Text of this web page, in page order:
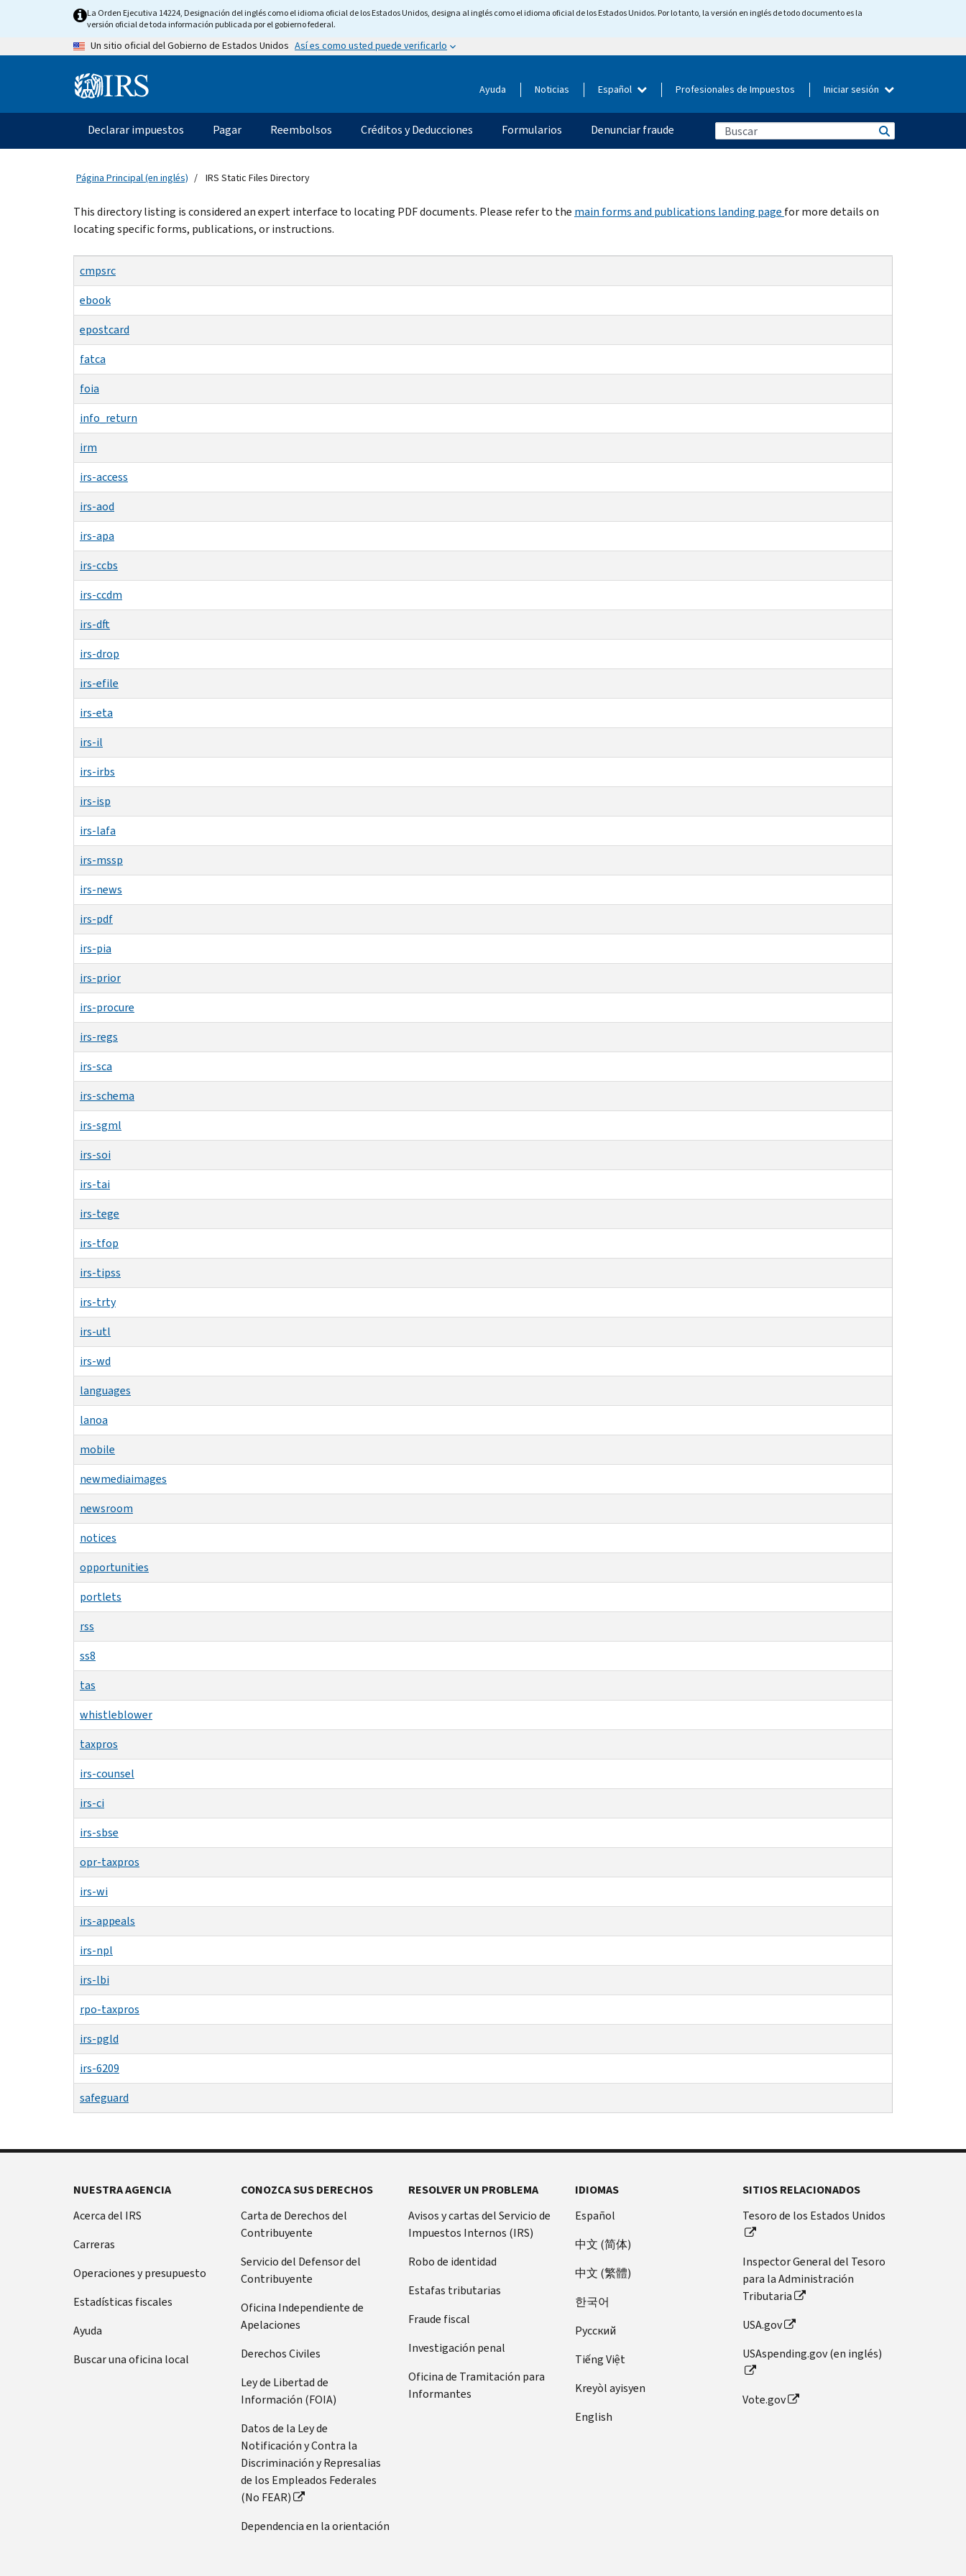
content
La Orden Ejecutiva 14224, Designación del inglés como el idioma oficial de los Estados Unidos, designa al inglés como el idioma oficial de los Estados Unidos. Por lo tanto, la versión en inglés de todo documento es la
versión oficial de toda información publicada por el gobierno federal.
Un sitio oficial del Gobierno de Estados Unidos Así es como usted puede verificarlo
Information Ayuda Noticias Español Profesionales de Impuestos Iniciar sesión
Navegación
principal
Declarar impuestos Pagar Reembolsos Créditos y Deducciones Formularios Denunciar fraude
Página Principal (en inglés) IRS Static Files Directory
Beginning
of
This directory listing is considered an expert interface to locating PDF documents. Please refer to the main forms and publications landing page for more details on
locating specific forms, publications, or instructions.
cmpsrc
ebook
epostcard
fatca
foia
info_return
irm
irs-access
irs-aod
irs-apa
irs-ccbs
irs-ccdm
irs-dft
irs-drop
irs-efile
irs-eta
irs-il
irs-irbs
irs-isp
irs-lafa
irs-mssp
irs-news
irs-pdf
irs-pia
irs-prior
irs-procure
irs-regs
irs-sca
irs-schema
irs-sgml
irs-soi
irs-tai
irs-tege
irs-tfop
irs-tipss
irs-trty
irs-utl
irs-wd
languages
lanoa
mobile
newmediaimages
newsroom
notices
opportunities
portlets
rss
ss8
tas
whistleblower
taxpros
irs-counsel
irs-ci
irs-sbse
opr-taxpros
irs-wi
irs-appeals
irs-npl
irs-lbi
rpo-taxpros
irs-pgld
irs-6209
safeguard
NUESTRA AGENCIA
Acerca del IRS
Carreras
Operaciones y presupuesto
Estadísticas fiscales
Ayuda
Buscar una oficina local
CONOZCA SUS DERECHOS
Carta de Derechos del
Contribuyente
Servicio del Defensor del
Contribuyente
Oficina Independiente de
Apelaciones
Derechos Civiles
Ley de Libertad de
Información (FOIA)
Datos de la Ley de
Notificación y Contra la
Discriminación y Represalias
de los Empleados Federales
(No FEAR)
Dependencia en la orientación
RESOLVER UN PROBLEMA
Avisos y cartas del Servicio de
Impuestos Internos (IRS)
Robo de identidad
Estafas tributarias
Fraude fiscal
Investigación penal
Oficina de Tramitación para
Informantes
IDIOMAS
Español
中文 (简体)
中文 (繁體)
한국어
Pусский
Tiếng Việt
Kreyòl ayisyen
English
SITIOS RELACIONADOS
Tesoro de los Estados Unidos
Inspector General del Tesoro
para la Administración
Tributaria
USA.gov
USAspending.gov (en inglés)
Vote.gov